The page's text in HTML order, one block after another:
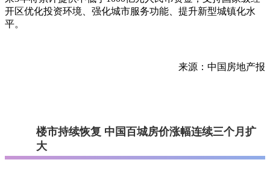
开区优化投资环境、强化城市服务功能、提升新型城镇化水
平。
来源：中国房地产报
楼市持续恢复 中国百城房价涨幅连续三个月扩
大